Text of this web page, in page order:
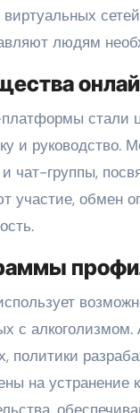
виртуальных
людям
стали
и руководство.
чат-группы,
участие, обмен
с
политики
на устранение